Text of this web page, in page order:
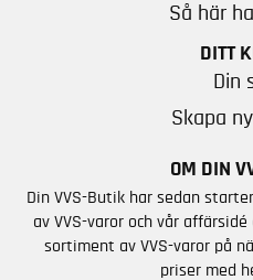
Så här
DITT
Din
Skapa
OM DIN
Din VVS-Butik har sedan
av VVS-varor och vår
sortiment av VVS-varor på
priser med